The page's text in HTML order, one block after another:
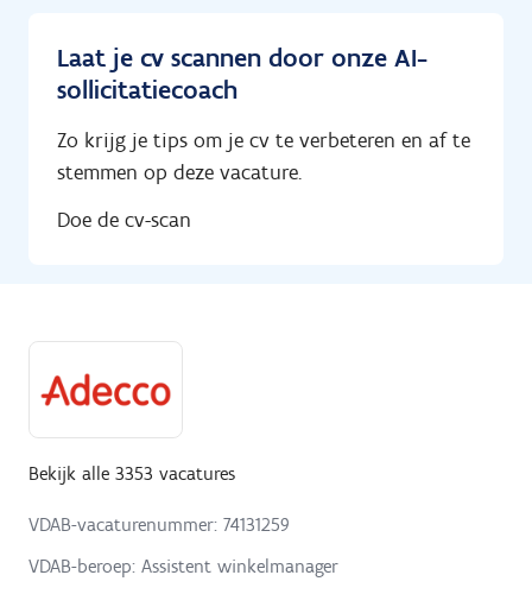
Laat je cv scannen door onze AI-
sollicitatiecoach
Zo krijg je tips om je cv te verbeteren en af te
stemmen op deze vacature.
Doe de cv-scan
Bekijk alle 3353 vacatures
VDAB-vacaturenummer: 74131259
VDAB-beroep: Assistent winkelmanager